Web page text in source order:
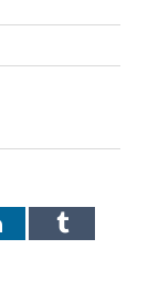
LinkedInTumblr